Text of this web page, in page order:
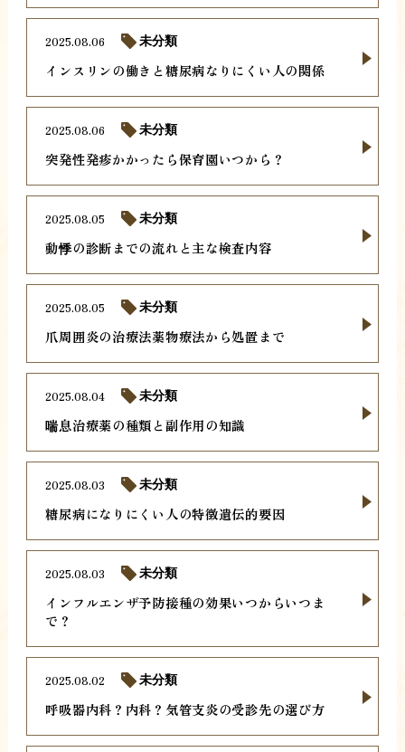
インスリンの働きと糖尿病なりにくい人の関係
2025.08.06 未分類
突発性発疹かかったら保育園いつから？
2025.08.06 未分類
動悸の診断までの流れと主な検査内容
2025.08.05 未分類
爪周囲炎の治療法薬物療法から処置まで
2025.08.05 未分類
喘息治療薬の種類と副作用の知識
2025.08.04 未分類
糖尿病になりにくい人の特徴遺伝的要因
2025.08.03 未分類
インフルエンザ予防接種の効果いつからいつま
で？
2025.08.03 未分類
呼吸器内科？内科？気管支炎の受診先の選び方
2025.08.02 未分類